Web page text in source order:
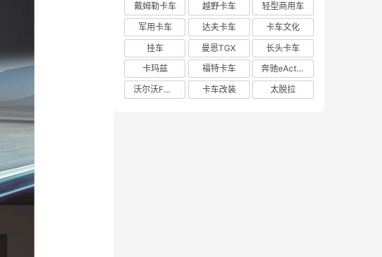
戴姆勒卡车
越野卡车
轻型商用车
军用卡车
达夫卡车
卡车文化
挂车
曼恩TGX
长头卡车
卡玛兹
福特卡车
奔驰eActros 600
沃尔沃FH Aero
卡车改装 太脱拉